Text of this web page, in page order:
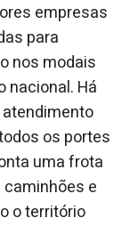
empresas
para
nos modais
nacional. Há
os portes
uma frota
caminhões e
o território